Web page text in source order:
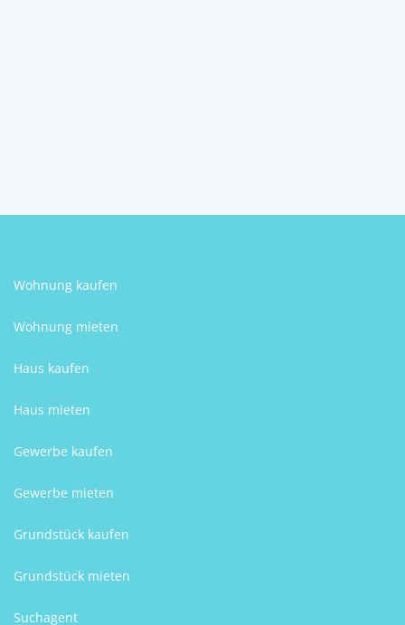
Wohnung kaufen
Wohnung mieten
Haus kaufen
Haus mieten
Gewerbe kaufen
Gewerbe mieten
Grundstück kaufen
Grundstück mieten
Suchagent